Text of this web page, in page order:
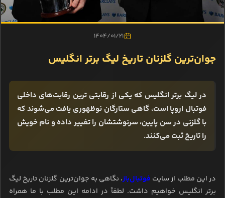
1404/01/21
جوان‌ترین گلزنان تاریخ لیگ برتر انگلیس
در لیگ برتر انگلیس که یکی از رقابتی ترین رقابت‌های داخلی
فوتبال اروپا است، گاهی ستارگان نوظهوری یافت می‌شوند که
با گلزنی در سن پایین، سرنوشتشان را تغییر داده و نام خویش
را تاریخ ثبت می‌کنند.
در این مطلب از سایت فوتبال‌باز، نگاهی به جوان‌ترین گلزنان تاریخ لیگ
برتر انگلیس خواهیم داشت. لطفاً در ادامه این مطلب با ما همراه